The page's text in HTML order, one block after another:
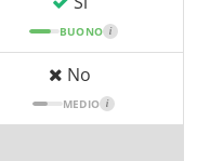
BUONO i
No
MEDIO i